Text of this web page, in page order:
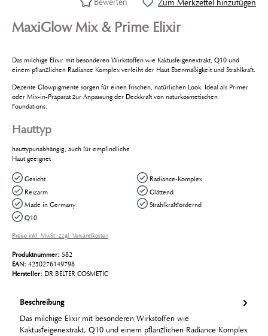
Zum Merkzettel hinzufügen
Bewerten
MaxiGlow Mix & Prime Elixir
Das milchige Elixir mit besonderen Wirkstoffen wie Kaktusfeigenextrakt, Q10 und
einem pflanzlichen Radiance Komplex verleiht der Haut Ebenmäßigkeit und Strahlkraft.
Dezente Glowpigmente sorgen für einen frischen, natürlichen Look. Ideal als Primer
oder Mix-in-Präparat zur Anpassung der Deckkraft von naturkosmetischen
Foundations.
Hauttyp
hauttypunabhängig, auch für empfindliche
Haut geeignet
Gesicht
Reizarm
Made in Germany
Q10
Radiance-Komplex
Glättend
Strahlkraftfördernd
Preise inkl. MwSt. zzgl. Versandkosten
Produktnummer: 582
EAN: 4250276149798
Hersteller: DR.BELTER COSMETIC
Beschreibung
Das milchige Elixir mit besonderen Wirkstoffen wie
Kaktusfeigenextrakt, Q10 und einem pflanzlichen Radiance Komplex